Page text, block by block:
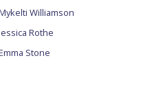
Williamson
Rothe
Stone